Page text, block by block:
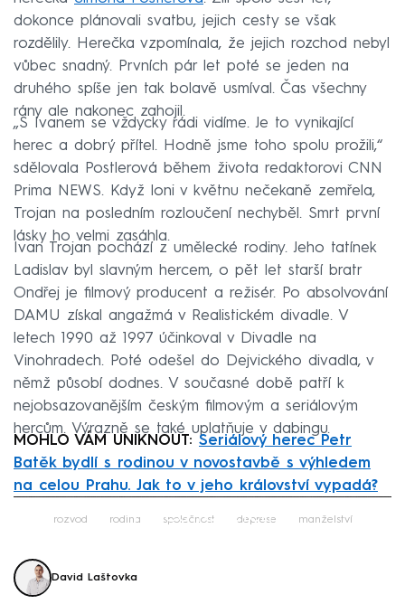
dokonce plánovali svatbu, jejich cesty se však
rozdělily. Herečka vzpomínala, že jejich rozchod nebyl
vůbec snadný. Prvních pár let poté se jeden na
druhého spíše jen tak bolavě usmíval. Čas všechny
rány ale nakonec zahojil.
„S Ivanem se vždycky rádi vidíme. Je to vynikající
herec a dobrý přítel. Hodně jsme toho spolu prožili,“
sdělovala Postlerová během života redaktorovi CNN
Prima NEWS. Když loni v květnu nečekaně zemřela,
Trojan na posledním rozloučení nechyběl. Smrt první
lásky ho velmi zasáhla.
Ivan Trojan pochází z umělecké rodiny. Jeho tatínek
Ladislav byl slavným hercem, o pět let starší bratr
Ondřej je filmový producent a režisér. Po absolvování
DAMU získal angažmá v Realistickém divadle. V
letech 1990 až 1997 účinkoval v Divadle na
Vinohradech. Poté odešel do Dejvického divadla, v
němž působí dodnes. V současné době patří k
nejobsazovanějším českým filmovým a seriálovým
hercům. Výrazně se také uplatňuje v dabingu.
MOHLO VÁM UNIKNOUT: Seriálový herec Petr
Batěk bydlí s rodinou v novostavbě s výhledem
na celou Prahu. Jak to v jeho království vypadá?
Failed to fetch
rozvod rodina společnost deprese manželství
David Laštovka